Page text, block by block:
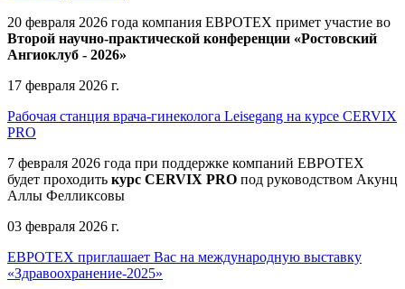
20 февраля 2026 года компания ЕВРОТЕХ примет участие во
Второй научно-практической конференции «Ростовский
Ангиоклуб - 2026»
17 февраля 2026 г.
Рабочая станция врача-гинеколога Leisegang на курсе CERVIX
PRO
7 февраля 2026 года при поддержке компаний ЕВРОТЕХ
будет проходить курс CERVIX PRO под руководством Акунц
Аллы Фелликсовы
03 февраля 2026 г.
ЕВРОТЕХ приглашает Вас на международную выставку
«Здравоохранение-2025»